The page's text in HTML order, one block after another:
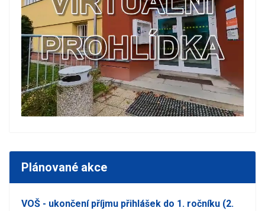
Plánované akce
VOŠ - ukončení příjmu přihlášek do 1. ročníku (2.